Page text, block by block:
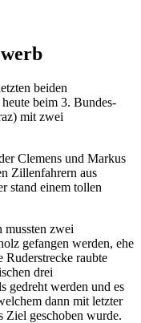
beiden
beim 3. Bundes-
mit zwei
Clemens und Markus
Zillenfahrern aus
stand einem tollen
mussten zwei
gefangen werden, ehe
Ruderstrecke raubte
drei
gedreht werden und es
dann mit letzter
geschoben wurde.